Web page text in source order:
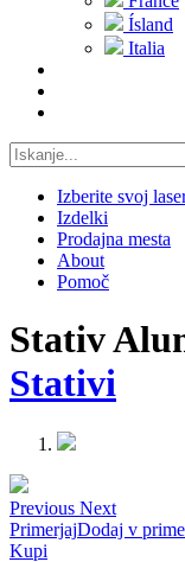
Ísland
Italia
Izberite svoj
Izdelki
Prodajna mesta
About
Pomoč
Stativ
Stativi
Previous Next
PrimerjajDodaj v
Kupi